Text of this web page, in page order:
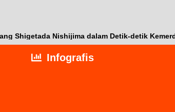
Shigetada Nishijima dalam Detik-detik
Infografis